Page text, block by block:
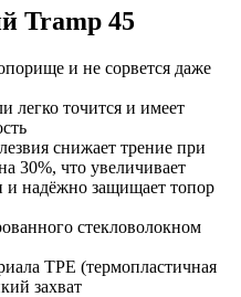
Tramp 45
и не сорвется даже
легко точится и имеет
снижает трение при
30%, что увеличивает
и надёжно защищает топор
стекловолокном
TPE (термопластичная
захват